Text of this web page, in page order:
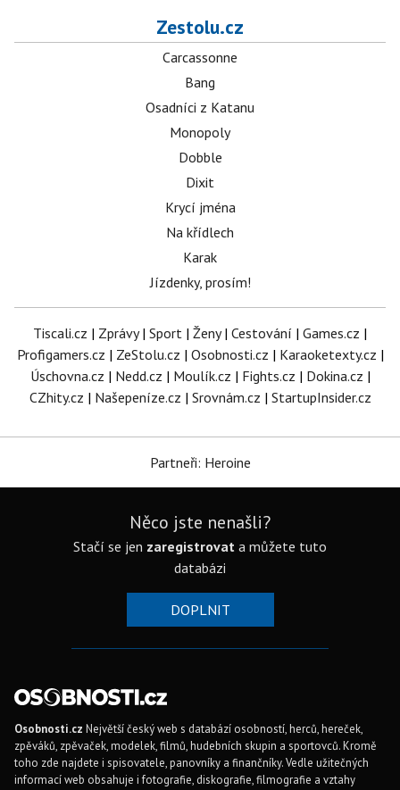
Zestolu.cz
Carcassonne
Bang
Osadníci z Katanu
Monopoly
Dobble
Dixit
Krycí jména
Na křídlech
Karak
Jízdenky, prosím!
Tiscali.cz | Zprávy| Sport | Ženy| Cestování | Games.cz |
Profigamers.cz | ZeStolu.cz | Osobnosti.cz | Karaoketexty.cz |
Úschovna.cz | Nedd.cz | Moulík.cz | Fights.cz | Dokina.cz |
CZhity.cz | Našepeníze.cz | Srovnám.cz | StartupInsider.cz
Partneři: Heroine
Něco jste nenašli?
Stačí se jen zaregistrovat a můžete tuto
databázi
DOPLNIT
Osobnosti.cz Největší český web s databází osobností, herců, hereček,
zpěváků, zpěvaček, modelek, filmů, hudebních skupin a sportovců. Kromě
toho zde najdete i spisovatele, panovníky a finančníky. Vedle užitečných
informací web obsahuje i fotografie, diskografie, filmografie a vztahy